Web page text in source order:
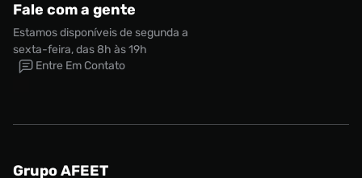
Fale com a gente
Estamos disponíveis de segunda a
sexta-feira, das 8h às 19h
Entre Em Contato
Grupo AFEET